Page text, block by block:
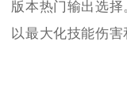
版本热门输出选择
以最大化技能伤害